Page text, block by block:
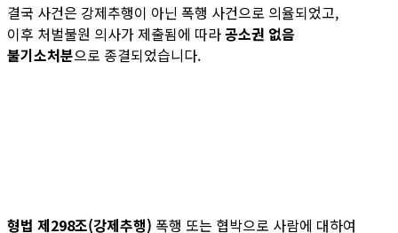
결국 사건은 강제추행이 아닌 폭행 사건으로 의율되었고,
이후 처벌불원 의사가 제출됨에 따라 공소권 없음
불기소처분으로 종결되었습니다.
형법 제298조(강제추행) 폭행 또는 협박으로 사람에 대하여